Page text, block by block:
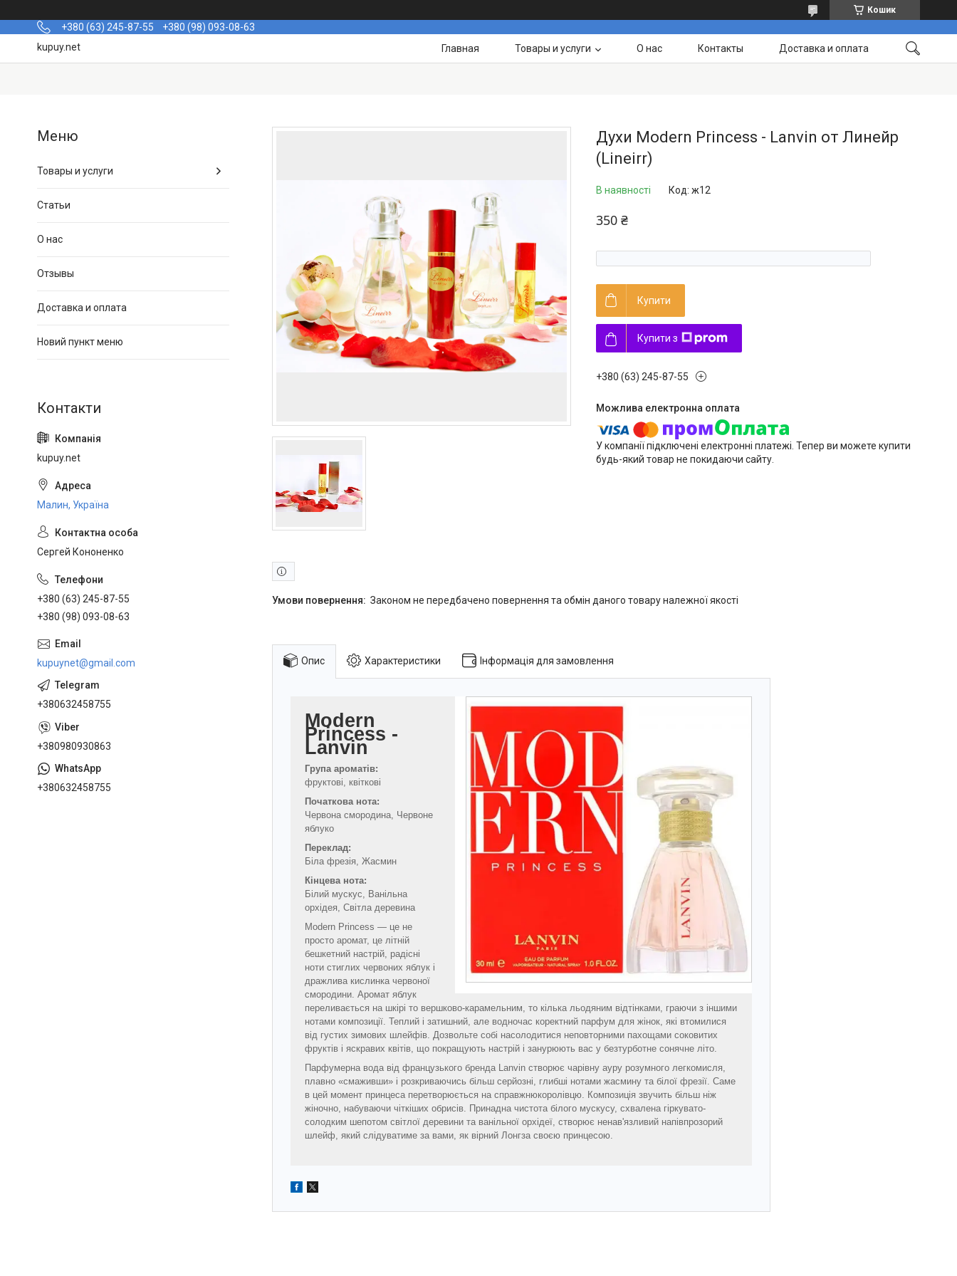
Кошик
+380 (63) 245-87-55
+380 (98) 093-08-63
kupuy.net
Главная Товары и услуги О нас Контакты Доставка и оплата
Духи Modern Princess - Lanvin от Линейр
(Lineirr)
В наявності Код: ж12
350 ₴
Купити
Купити з
+380 (63) 245-87-55
У компанії підключені електронні платежі. Тепер ви можете купити
будь-який товар не покидаючи сайту.
Законом не передбачено повернення та обмін даного товару належної якості
Опис Характеристики Інформація для замовлення
Modern
Princess -
Lanvin
Група ароматів:
фруктові, квіткові
Початкова нота:
Червона смородина, Червоне
яблуко
Переклад:
Біла фрезія, Жасмин
Кінцева нота:
Білий мускус, Ванільна
орхідея, Світла деревина
Modern Princess — це не
просто аромат, це літній
бешкетний настрій, радісні
ноти стиглих червоних яблук і
дражлива кислинка червоної
смородини. Аромат яблук
переливається на шкірі то вершково-карамельним, то кілька льодяним відтінками, граючи з іншими
нотами композиції. Теплий і затишний, але водночас коректний парфум для жінок, які втомилися
від густих зимових шлейфів. Дозвольте собі насолодитися неповторними пахощами соковитих
фруктів і яскравих квітів, що покращують настрій і занурюють вас у безтурботне сонячне літо.
Парфумерна вода від французького бренда Lanvin створює чарівну ауру розумного легкомисля,
плавно «смаживши» і розкриваючись більш серйозні, глибші нотами жасмину та білої фрезії. Саме
в цей момент принцеса перетворюється на справжнюкоролівцю. Композиція звучить більш ніж
жіночно, набуваючи чіткіших обрисів. Принадна чистота білого мускусу, схвалена гіркувато-
солодким шепотом світлої деревини та ванільної орхідеї, створює ненав'язливий напівпрозорий
шлейф, який слідуватиме за вами, як вірний Лонгза своєю принцесою.
Товары и услуги
Статьи
О нас
Отзывы
Доставка и оплата
Новий пункт меню
kupuy.net
Малин, Україна
Сергей Кононенко
+380 (63) 245-87-55
+380 (98) 093-08-63
kupuynet@gmail.com
+380632458755
+380980930863
+380632458755